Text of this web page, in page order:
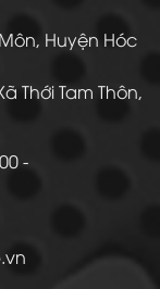
Huyện Hóc
Thới Tam Thôn,
16 9900 -